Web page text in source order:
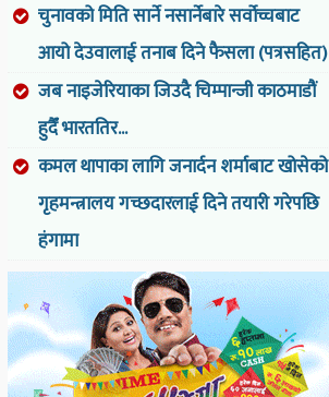
चुनावको मिति सार्ने नसार्नेबारे सर्वोच्चबाट
आयो देउवालाई तनाब दिने फैसला (पत्रसहित)
जब नाइजेरियाका जिउदै चिम्पान्जी काठमाडौं
हुदैँ भारततिर...
कमल थापाका लागि जनार्दन शर्माबाट खोसेको
गृहमन्त्रालय गच्छदारलाई दिने तयारी गरेपछि
हंगामा